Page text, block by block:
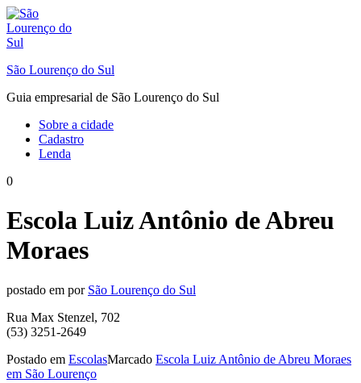
Ir
para
o
São Lourenço do Sul
Guia empresarial de São Lourenço do Sul
Sobre a cidade
Cadastro
Lenda
0
Escola Luiz Antônio de Abreu
Moraes
postado em por São Lourenço do Sul
Rua Max Stenzel, 702
(53) 3251-2649
Postado em EscolasMarcado Escola Luiz Antônio de Abreu Moraes
em São Lourenço